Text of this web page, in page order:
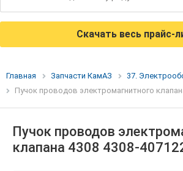
Скачать весь прайс-
Главная Запчасти КамАЗ
37.
Пучок проводов электромагнитного
Пучок проводов
клапана 4308 4308-